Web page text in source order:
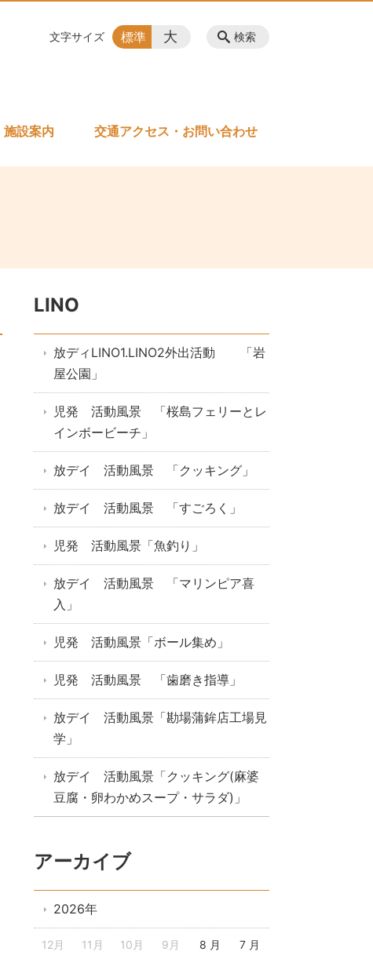
施設案内 交通アクセス・お問い合わせ
検索
文字サイズ 標準 大
LINO
放ディLINO1.LINO2外出活動 「岩
屋公園」
児発 活動風景 「桜島フェリーとレ
インボービーチ」
放デイ 活動風景 「クッキング」
放デイ 活動風景 「すごろく」
児発 活動風景「魚釣り」
放デイ 活動風景 「マリンピア喜
入」
児発 活動風景「ボール集め」
児発 活動風景 「歯磨き指導」
放デイ 活動風景「勘場蒲鉾店工場見
学」
放デイ 活動風景「クッキング(麻婆
豆腐・卵わかめスープ・サラダ)」
アーカイブ
2026年
12月 11月 10月 9月 8 月 7 月